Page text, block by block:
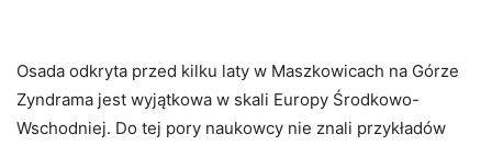
Osada odkryta przed kilku laty w Maszkowicach na Górze
Zyndrama jest wyjątkowa w skali Europy Środkowo-
Wschodniej. Do tej pory naukowcy nie znali przykładów